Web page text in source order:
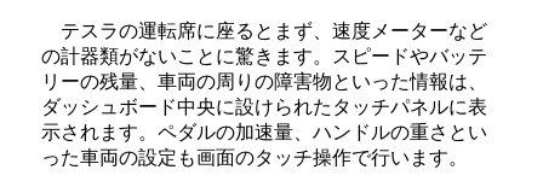
テスラの運転席に座るとまず、速度メーターなど
の計器類がないことに驚きます。スピードやバッテ
リーの残量、車両の周りの障害物といった情報は、
ダッシュボード中央に設けられたタッチパネルに表
示されます。ペダルの加速量、ハンドルの重さとい
った車両の設定も画面のタッチ操作で行います。